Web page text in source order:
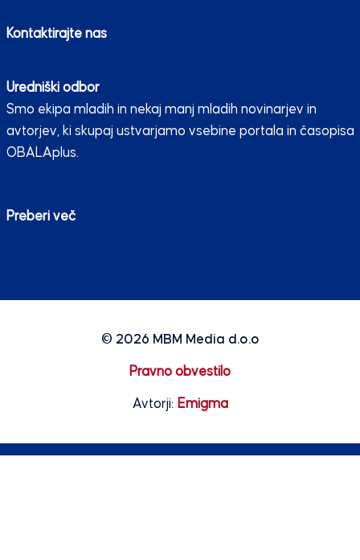
Kontaktirajte nas
Uredniški odbor
Smo ekipa mladih in nekaj manj mladih novinarjev in
avtorjev, ki skupaj ustvarjamo vsebine portala in časopisa
OBALAplus.
Preberi več
© 2026 MBM Media d.o.o
Pravno obvestilo
Avtorji: Emigma